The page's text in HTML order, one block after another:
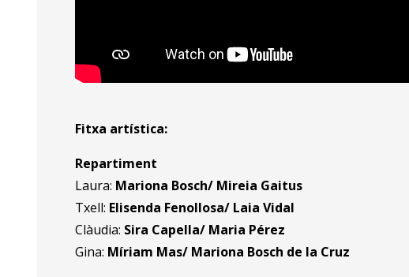
Fitxa artística:
Repartiment
Laura: Mariona Bosch/ Mireia Gaitus
Txell: Elisenda Fenollosa/ Laia Vidal
Clàudia: Sira Capella/ Maria Pérez
Gina: Míriam Mas/ Mariona Bosch de la Cruz